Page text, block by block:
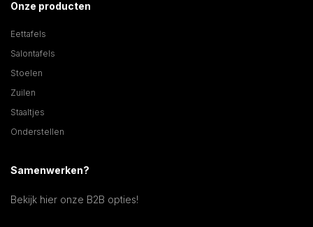
Onze producten
Eettafels
Salontafels
Stoelen
Zuilen
Staaltjes
Onderstellen
Samenwerken?
Bekijk hier onze B2B opties!